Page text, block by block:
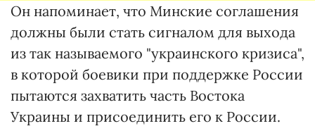
Он напоминает, что Минские соглашения
должны были стать сигналом для выхода
из так называемого "украинского кризиса",
в которой боевики при поддержке России
пытаются захватить часть Востока
Украины и присоединить его к России.